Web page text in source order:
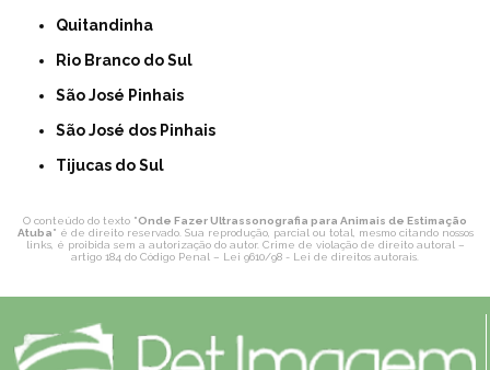
Quitandinha
Rio Branco do Sul
São José Pinhais
São José dos Pinhais
Tijucas do Sul
O conteúdo do texto "Onde Fazer Ultrassonografia para Animais de Estimação
Atuba" é de direito reservado. Sua reprodução, parcial ou total, mesmo citando nossos
links, é proibida sem a autorização do autor. Crime de violação de direito autoral –
artigo 184 do Código Penal – Lei 9610/98 - Lei de direitos autorais